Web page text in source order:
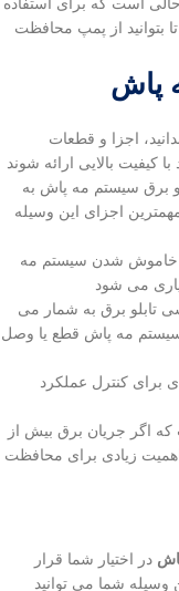
است که برای استفاده
بتوانید از پمپ محافظت
پاش
اجزا و قطعات
کیفیت بالایی ارائه شوند
برق سیستم مه پاش به
اجزای این وسیله
و خاموش شدن سیستم مه
می شود
تابلو برق به شمار می
سیستم مه پاش قطع یا وصل
برای کنترل عملکرد
اگر جریان برق بیش از
اهمیت زیادی برای محافظت
در اختیار شما قرار
وسیله شما می توانید